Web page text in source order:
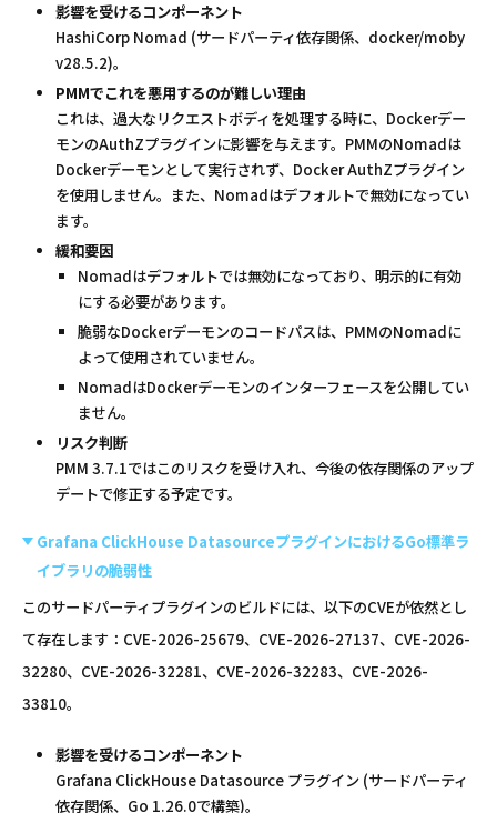
影響を受けるコンポーネント
HashiCorp Nomad (サードパーティ依存関係、docker/moby
v28.5.2)。
PMMでこれを悪用するのが難しい理由
これは、過大なリクエストボディを処理する時に、Dockerデー
モンのAuthZプラグインに影響を与えます。PMMのNomadは
Dockerデーモンとして実行されず、Docker AuthZプラグイン
を使用しません。また、Nomadはデフォルトで無効になってい
ます。
緩和要因
Nomadはデフォルトでは無効になっており、明示的に有効
にする必要があります。
脆弱なDockerデーモンのコードパスは、PMMのNomadに
よって使用されていません。
NomadはDockerデーモンのインターフェースを公開してい
ません。
リスク判断
PMM 3.7.1ではこのリスクを受け入れ、今後の依存関係のアップ
デートで修正する予定です。
Grafana ClickHouse DatasourceプラグインにおけるGo標準ラ
イブラリの脆弱性
このサードパーティプラグインのビルドには、以下のCVEが依然とし
て存在します：CVE-2026-25679、CVE-2026-27137、CVE-2026-
32280、CVE-2026-32281、CVE-2026-32283、CVE-2026-
33810。
影響を受けるコンポーネント
Grafana ClickHouse Datasource プラグイン (サードパーティ
依存関係、Go 1.26.0で構築)。